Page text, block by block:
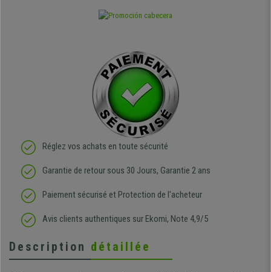
Réglez vos achats en toute sécurité
Garantie de retour sous 30 Jours, Garantie 2 ans
Paiement sécurisé et Protection de l'acheteur
Avis clients authentiques sur Ekomi, Note 4,9/5
Description détaillée